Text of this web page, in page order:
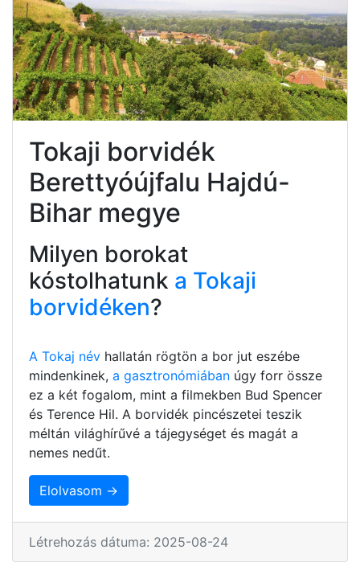
Tokaji borvidék
Berettyóújfalu Hajdú-
Bihar megye
Milyen borokat
kóstolhatunk a Tokaji
borvidéken?
A Tokaj név hallatán rögtön a bor jut eszébe
mindenkinek, a gasztronómiában úgy forr össze
ez a két fogalom, mint a filmekben Bud Spencer
és Terence Hil. A borvidék pincészetei teszik
méltán világhírűvé a tájegységet és magát a
nemes nedűt.
Elolvasom →
Létrehozás dátuma: 2025-08-24